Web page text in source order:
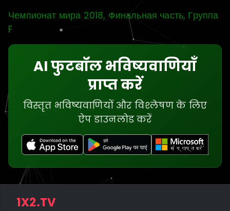
Чемпионат мира 2018, Финальная часть, Группа
F
AI फुटबॉल भविष्यवाणियाँ
प्राप्त करें
विस्तृत भविष्यवाणियों और विश्लेषण के लिए
ऐप डाउनलोड करें
1X2.TV